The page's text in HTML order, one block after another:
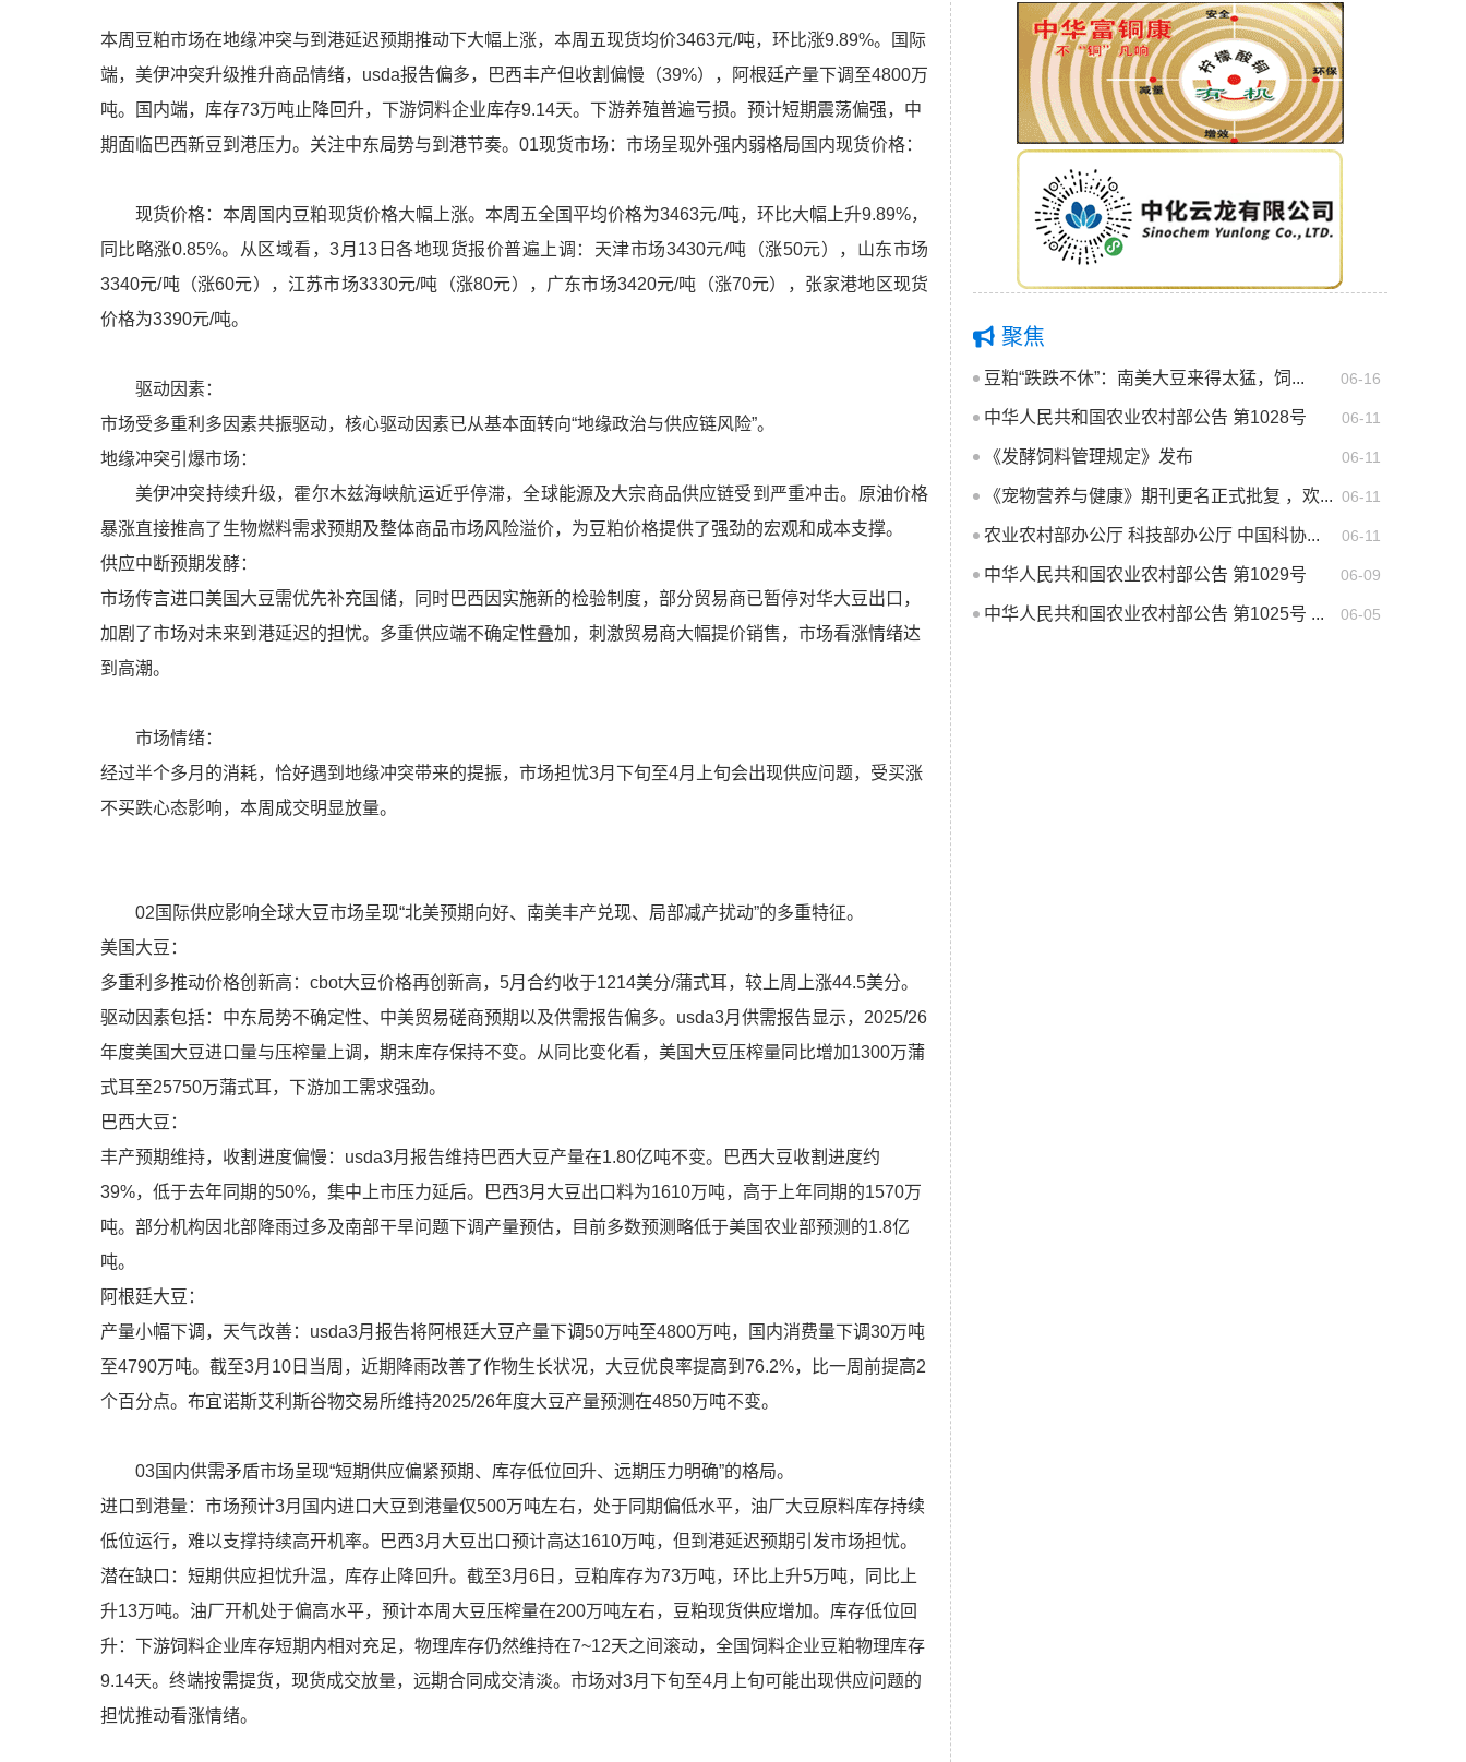
本周豆粕市场在地缘冲突与到港延迟预期推动下大幅上涨，本周五现货均价3463元/吨，环比涨9.89%。国际
端，美伊冲突升级推升商品情绪，usda报告偏多，巴西丰产但收割偏慢（39%），阿根廷产量下调至4800万
吨。国内端，库存73万吨止降回升，下游饲料企业库存9.14天。下游养殖普遍亏损。预计短期震荡偏强，中
期面临巴西新豆到港压力。关注中东局势与到港节奏。01现货市场：市场呈现外强内弱格局国内现货价格：
现货价格：本周国内豆粕现货价格大幅上涨。本周五全国平均价格为3463元/吨，环比大幅上升9.89%，
同比略涨0.85%。从区域看，3月13日各地现货报价普遍上调：天津市场3430元/吨（涨50元），山东市场
3340元/吨（涨60元），江苏市场3330元/吨（涨80元），广东市场3420元/吨（涨70元），张家港地区现货
价格为3390元/吨。
驱动因素：
市场受多重利多因素共振驱动，核心驱动因素已从基本面转向“地缘政治与供应链风险”。
地缘冲突引爆市场：
美伊冲突持续升级，霍尔木兹海峡航运近乎停滞，全球能源及大宗商品供应链受到严重冲击。原油价格
暴涨直接推高了生物燃料需求预期及整体商品市场风险溢价，为豆粕价格提供了强劲的宏观和成本支撑。
供应中断预期发酵：
市场传言进口美国大豆需优先补充国储，同时巴西因实施新的检验制度，部分贸易商已暂停对华大豆出口，
加剧了市场对未来到港延迟的担忧。多重供应端不确定性叠加，刺激贸易商大幅提价销售，市场看涨情绪达
到高潮。
市场情绪：
经过半个多月的消耗，恰好遇到地缘冲突带来的提振，市场担忧3月下旬至4月上旬会出现供应问题，受买涨
不买跌心态影响，本周成交明显放量。
02国际供应影响全球大豆市场呈现“北美预期向好、南美丰产兑现、局部减产扰动”的多重特征。
美国大豆：
多重利多推动价格创新高：cbot大豆价格再创新高，5月合约收于1214美分/蒲式耳，较上周上涨44.5美分。
驱动因素包括：中东局势不确定性、中美贸易磋商预期以及供需报告偏多。usda3月供需报告显示，2025/26
年度美国大豆进口量与压榨量上调，期末库存保持不变。从同比变化看，美国大豆压榨量同比增加1300万蒲
式耳至25750万蒲式耳，下游加工需求强劲。
巴西大豆：
丰产预期维持，收割进度偏慢：usda3月报告维持巴西大豆产量在1.80亿吨不变。巴西大豆收割进度约
39%，低于去年同期的50%，集中上市压力延后。巴西3月大豆出口料为1610万吨，高于上年同期的1570万
吨。部分机构因北部降雨过多及南部干旱问题下调产量预估，目前多数预测略低于美国农业部预测的1.8亿
吨。
阿根廷大豆：
产量小幅下调，天气改善：usda3月报告将阿根廷大豆产量下调50万吨至4800万吨，国内消费量下调30万吨
至4790万吨。截至3月10日当周，近期降雨改善了作物生长状况，大豆优良率提高到76.2%，比一周前提高2
个百分点。布宜诺斯艾利斯谷物交易所维持2025/26年度大豆产量预测在4850万吨不变。
03国内供需矛盾市场呈现“短期供应偏紧预期、库存低位回升、远期压力明确”的格局。
进口到港量：市场预计3月国内进口大豆到港量仅500万吨左右，处于同期偏低水平，油厂大豆原料库存持续
低位运行，难以支撑持续高开机率。巴西3月大豆出口预计高达1610万吨，但到港延迟预期引发市场担忧。
潜在缺口：短期供应担忧升温，库存止降回升。截至3月6日，豆粕库存为73万吨，环比上升5万吨，同比上
升13万吨。油厂开机处于偏高水平，预计本周大豆压榨量在200万吨左右，豆粕现货供应增加。库存低位回
升：下游饲料企业库存短期内相对充足，物理库存仍然维持在7~12天之间滚动，全国饲料企业豆粕物理库存
9.14天。终端按需提货，现货成交放量，远期合同成交清淡。市场对3月下旬至4月上旬可能出现供应问题的
担忧推动看涨情绪。
聚焦
06-16
豆粕“跌跌不休”：南美大豆来得太猛，饲...
06-11
中华人民共和国农业农村部公告 第1028号
06-11
《发酵饲料管理规定》发布
06-11
《宠物营养与健康》期刊更名正式批复 ，欢...
06-11
农业农村部办公厅 科技部办公厅 中国科协...
06-09
中华人民共和国农业农村部公告 第1029号
06-05
中华人民共和国农业农村部公告 第1025号 ...